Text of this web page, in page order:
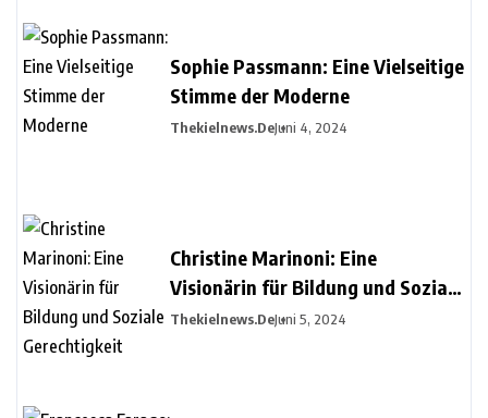
Sophie Passmann: Eine Vielseitige
Stimme der Moderne
Thekielnews.deJuni 4, 2024
Christine Marinoni: Eine
Visionärin für Bildung und Soziale
Gerechtigkeit
Thekielnews.deJuni 5, 2024